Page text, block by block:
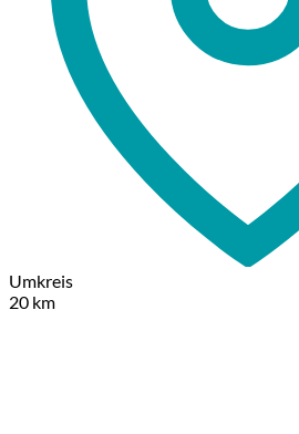
Umkreis
20 km